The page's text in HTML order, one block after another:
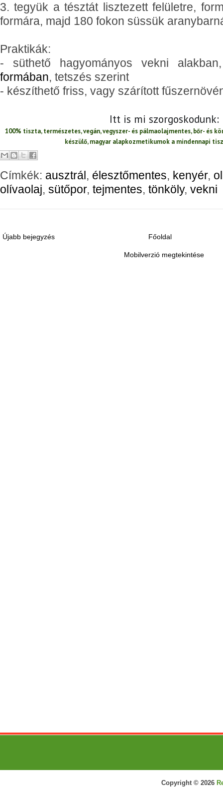
3. tegyük a tésztát lisztezett felületre,
formára, majd 180 fokon süssük
Praktikák:
- süthető hagyományos vekni
formában, tetszés szerint
- készíthető friss, vagy szárított
Itt is mi szorgoskodunk:
100% tiszta, természetes, vegán, vegyszer- és pálmaolajmentes, bőr- és
készülő, magyar alapkozmetikumok a mindennapi
Címkék: ausztrál, élesztőmentes, kenyér,
olívaolaj, sütőpor, tejmentes, tönköly, vekni
Újabb bejegyzés Főoldal
Mobilverzió megtekintése
Copyright © 2026